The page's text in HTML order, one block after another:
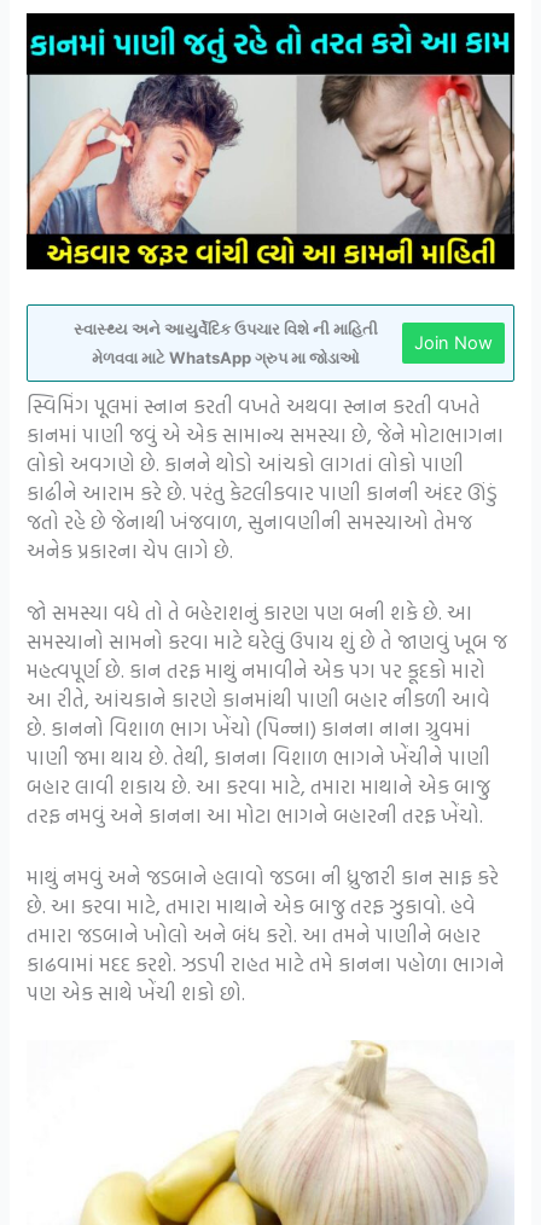
સ્વાસ્થ્ય અને આયુર્વેદિક ઉપચાર વિશે ની માહિતી
મેળવવા માટે WhatsApp ગ્રુપ મા જોડાઓ
Join Now
સ્વિમિંગ પૂલમાં સ્નાન કરતી વખતે અથવા સ્નાન કરતી વખતે
કાનમાં પાણી જવું એ એક સામાન્ય સમસ્યા છે, જેને મોટાભાગના
લોકો અવગણે છે. કાનને થોડો આંચકો લાગતાં લોકો પાણી
કાઢીને આરામ કરે છે. પરંતુ કેટલીકવાર પાણી કાનની અંદર ઊંડું
જતો રહે છે જેનાથી ખંજવાળ, સુનાવણીની સમસ્યાઓ તેમજ
અનેક પ્રકારના ચેપ લાગે છે.
જો સમસ્યા વધે તો તે બહેરાશનું કારણ પણ બની શકે છે. આ
સમસ્યાનો સામનો કરવા માટે ઘરેલું ઉપાય શું છે તે જાણવું ખૂબ જ
મહત્વપૂર્ણ છે. કાન તરફ માથું નમાવીને એક પગ પર કૂદકો મારો
આ રીતે, આંચકાને કારણે કાનમાંથી પાણી બહાર નીકળી આવે
છે. કાનનો વિશાળ ભાગ ખેંચો (પિન્ના) કાનના નાના ગ્રુવમાં
પાણી જમા થાય છે. તેથી, કાનના વિશાળ ભાગને ખેંચીને પાણી
બહાર લાવી શકાય છે. આ કરવા માટે, તમારા માથાને એક બાજુ
તરફ નમવું અને કાનના આ મોટા ભાગને બહારની તરફ ખેંચો.
માથું નમવું અને જડબાને હલાવો જડબા ની ધ્રુજારી કાન સાફ કરે
છે. આ કરવા માટે, તમારા માથાને એક બાજુ તરફ ઝુકાવો. હવે
તમારા જડબાને ખોલો અને બંધ કરો. આ તમને પાણીને બહાર
કાઢવામાં મદદ કરશે. ઝડપી રાહત માટે તમે કાનના પહોળા ભાગને
પણ એક સાથે ખેંચી શકો છો.